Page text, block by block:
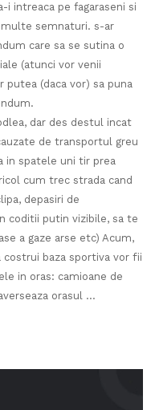
i intreaca pe fagaraseni si
multe semnaturi. s-ar
care sa se sutina o
(atunci vor venii
putea (daca vor) sa puna
dar des destul incat
de transportul greu
in spatele uni tir prea
cum trec strada cand
depasiri de
coditii putin vizibile, sa te
a gaze arse etc) Acum,
costrui baza sportiva vor fii
in oras: camioane de
orasul …